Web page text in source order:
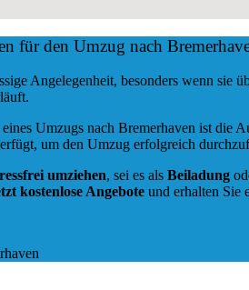
für den Umzug nach
Angelegenheit, besonders wenn
Umzugs nach Bremerhaven ist die
um den Umzug erfolgreich
umziehen, sei es als Beiladung
kostenlose Angebote und erhalten Sie